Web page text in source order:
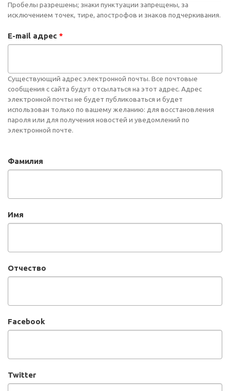
Пробелы разрешены; знаки пунктуации запрещены, за
исключением точек, тире, апострофов и знаков подчеркивания.
E-mail адрес *
Существующий адрес электронной почты. Все почтовые
сообщения с сайта будут отсылаться на этот адрес. Адрес
электронной почты не будет публиковаться и будет
использован только по вашему желанию: для восстановления
пароля или для получения новостей и уведомлений по
электронной почте.
Фамилия
Имя
Отчество
Facebook
Twitter